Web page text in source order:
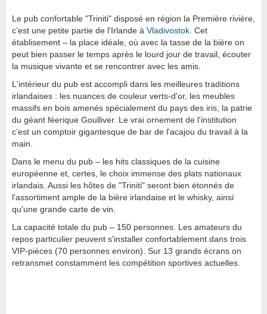
Le pub confortable "Triniti" disposé en région la Première rivière,
c’est une petite partie de l'Irlande à Vladivostok . Cet
établisement – la place idéale, où avec la tasse de la bière on
peut bien passer le temps après le lourd jour de travail, écouter
la musique vivante et se rencontrer avec les amis.
L'intérieur du pub est accompli dans les meilleures traditions
irlandaises : les nuances de couleur verts-d'or, les meubles
massifs en bois amenés spécialement du pays des iris, la patrie
du géant féerique Goulliver. Le vrai ornement de l'institution
c’est un comptoir gigantesque de bar de l'acajou du travail à la
main.
Dans le menu du pub – les hits classiques de la cuisine
européenne et, certes, le choix immense des plats nationaux
irlandais. Aussi les hôtes de "Triniti" seront bien étonnés de
l'assortiment ample de la bière irlandaise et le whisky, ainsi
qu'une grande carte de vin.
La capacité totale du pub – 150 personnes. Les amateurs du
repos particulier peuvent s'installer confortablement dans trois
VIP-pièces (70 personnes environ). Sur 13 grands écrans on
retransmet constamment les compétition sportives actuelles.